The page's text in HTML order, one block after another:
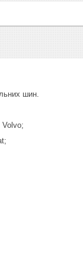
шин.
Volvo;